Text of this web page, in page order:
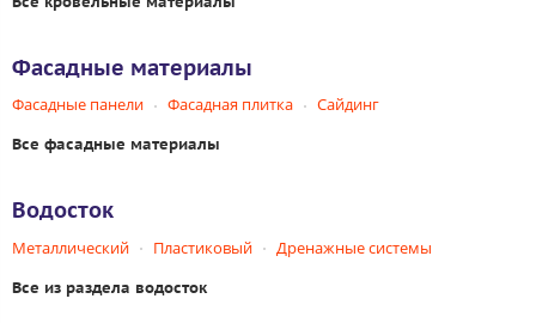
Фасадные материалы
Фасадные панели Фасадная плитка Сайдинг
Все фасадные материалы
Водосток
Металлический Пластиковый Дренажные системы
Все из раздела водосток